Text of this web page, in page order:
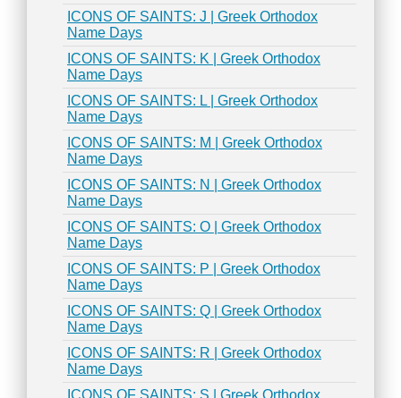
ICONS OF SAINTS: J | Greek Orthodox
Name Days
ICONS OF SAINTS: K | Greek Orthodox
Name Days
ICONS OF SAINTS: L | Greek Orthodox
Name Days
ICONS OF SAINTS: M | Greek Orthodox
Name Days
ICONS OF SAINTS: N | Greek Orthodox
Name Days
ICONS OF SAINTS: O | Greek Orthodox
Name Days
ICONS OF SAINTS: P | Greek Orthodox
Name Days
ICONS OF SAINTS: Q | Greek Orthodox
Name Days
ICONS OF SAINTS: R | Greek Orthodox
Name Days
ICONS OF SAINTS: S | Greek Orthodox